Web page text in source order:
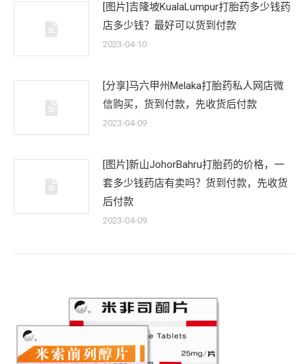
[图片]吉隆坡KualaLumpur打胎药多少钱药
店多少钱？最好可以货到付款
2023-04-10
[分享]马六甲州Melaka打胎药私人网店微
信购买，货到付款，先收货后付款
2023-04-09
[图片]新山JohorBahru打胎药的价格，一
套多少钱药店有卖吗？货到付款，先收货
后付款
2023-04-09